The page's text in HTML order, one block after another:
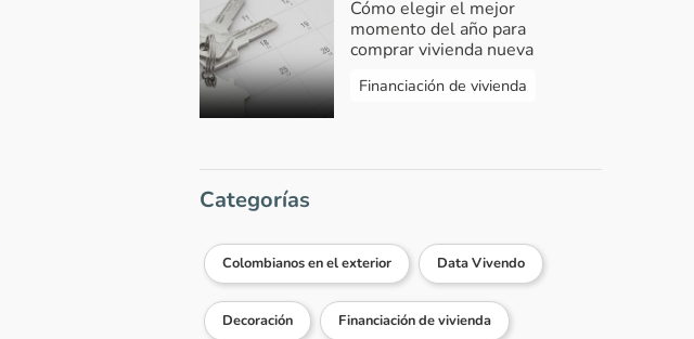
Cómo elegir el mejor
momento del año para
comprar vivienda nueva
Financiación de vivienda
Categorías
Colombianos en el exterior Data Vivendo
Decoración Financiación de vivienda